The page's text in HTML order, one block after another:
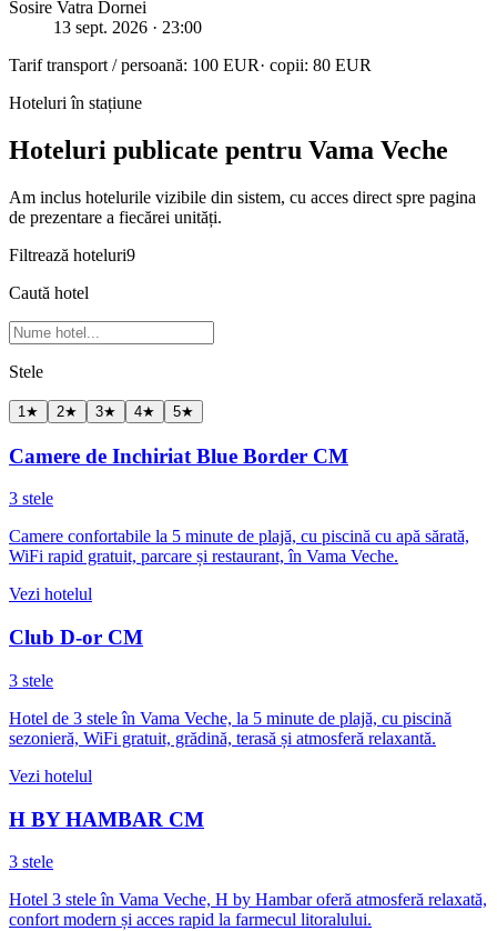
Sosire Vatra Dornei
13 sept. 2026 · 23:00
Tarif transport / persoană: 100 EUR· copii: 80 EUR
Hoteluri în stațiune
Hoteluri publicate pentru Vama Veche
Am inclus hotelurile vizibile din sistem, cu acces direct spre pagina
de prezentare a fiecărei unități.
Filtrează hoteluri9
Caută hotel
Stele
1 ★ 2★ 3★ 4★ 5★
Camere de Inchiriat Blue Border CM
3 stele
Camere confortabile la 5 minute de plajă, cu piscină cu apă sărată,
WiFi rapid gratuit, parcare și restaurant, în Vama Veche.
Vezi hotelul
Club D-or CM
3 stele
Hotel de 3 stele în Vama Veche, la 5 minute de plajă, cu piscină
sezonieră, WiFi gratuit, grădină, terasă și atmosferă relaxantă.
Vezi hotelul
H BY HAMBAR CM
3 stele
Hotel 3 stele în Vama Veche, H by Hambar oferă atmosferă relaxată,
confort modern și acces rapid la farmecul litoralului.